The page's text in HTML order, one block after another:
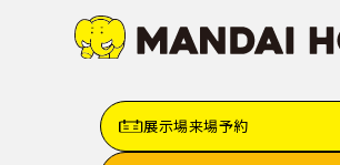
展示場来場予約